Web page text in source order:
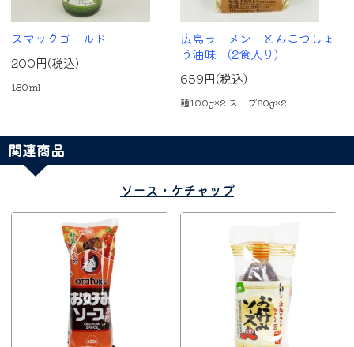
スマックゴールド
200円(税込)
180ml
広島ラーメン とんこつしょ
う油味 (2食入り)
659円(税込)
麺100g×2 スープ60g×2
関連商品
ソース・ケチャップ